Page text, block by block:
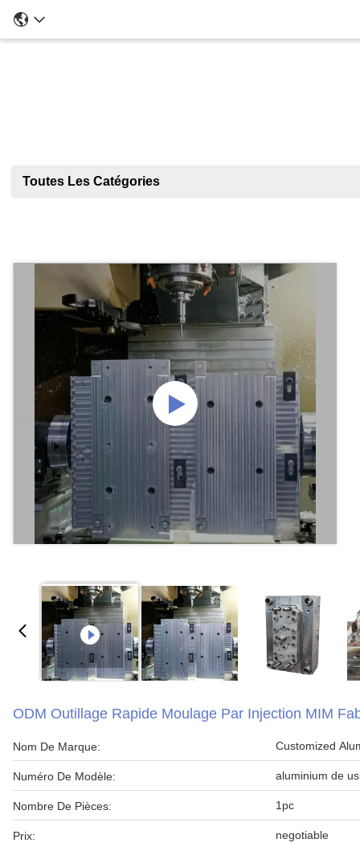
Toutes Les Catégories
ODM Outillage Rapide Moulage Par Injection MIM
Nom De Marque: Customized
Numéro De Modèle: aluminium de
Nombre De Pièces: 1pc
Prix: negotiable